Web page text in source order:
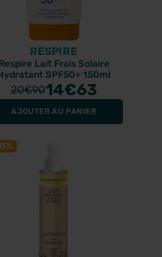
RESPIRE
Respire Lait Frais Solaire
SPF50+ 150ml
20€9014€63
AJOUTER AU PANIER